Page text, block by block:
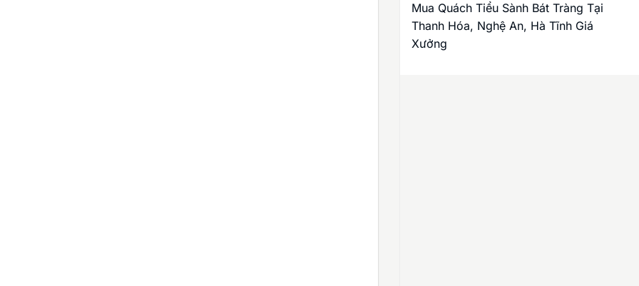
Mua Quách Tiểu Sành Bát Tràng Tại
Thanh Hóa, Nghệ An, Hà Tĩnh Giá
Xưởng